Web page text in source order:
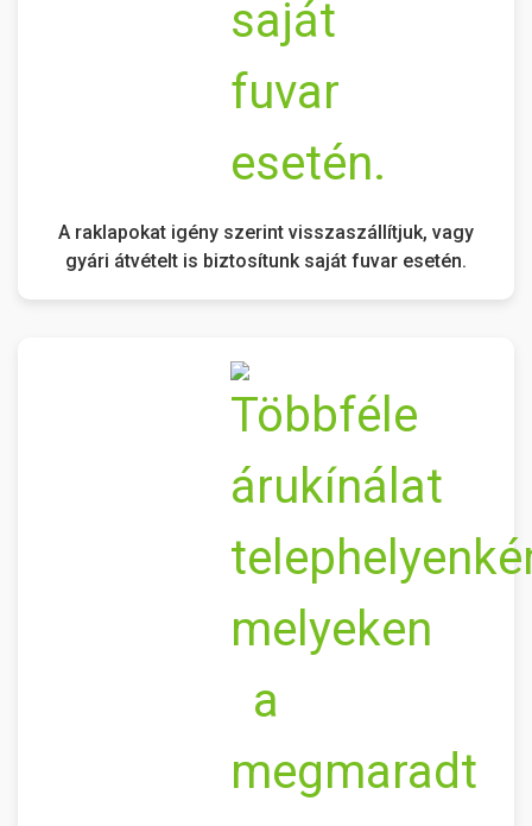
A raklapokat igény szerint visszaszállítjuk, vagy
gyári átvételt is biztosítunk saját fuvar esetén.